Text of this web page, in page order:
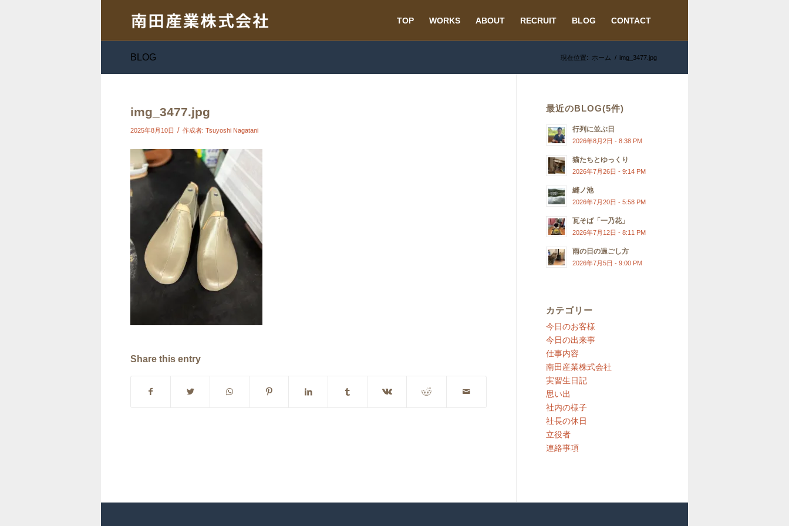
TOP WORKS ABOUT RECRUIT BLOG CONTACT
BLOG 現在位置: ホーム / img_3477.jpg
img_3477.jpg
2025年8月10日 / 作成者: Tsuyoshi Nagatani
Share this entry
最近のBLOG(5件)
行列に並ぶ日
2026年8月2日 - 8:38 PM
猫たちとゆっくり
2026年7月26日 - 9:14 PM
縫ノ池
2026年7月20日 - 5:58 PM
瓦そば「一乃花」
2026年7月12日 - 8:11 PM
雨の日の過ごし方
2026年7月5日 - 9:00 PM
カテゴリー
今日のお客様
今日の出来事
仕事内容
南田産業株式会社
実習生日記
思い出
社内の様子
社長の休日
立役者
連絡事項